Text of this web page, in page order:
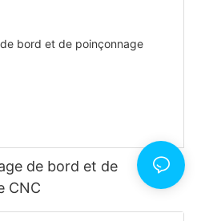
de bord et de
CNC